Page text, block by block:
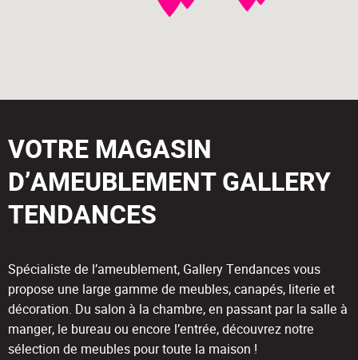
VOTRE MAGASIN
D’AMEUBLEMENT GALLERY
TENDANCES
Spécialiste de l’ameublement, Gallery Tendances vous
propose une large gamme de meubles, canapés, literie et
décoration. Du salon à la chambre, en passant par la salle à
manger, le bureau ou encore l’entrée, découvrez notre
sélection de meubles pour toute la maison !